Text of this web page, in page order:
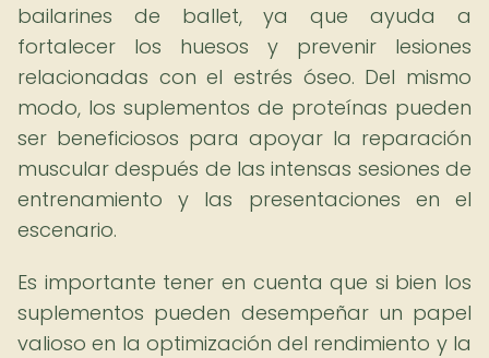
bailarines de ballet, ya que ayuda a
fortalecer los huesos y prevenir lesiones
relacionadas con el estrés óseo. Del mismo
modo, los suplementos de proteínas pueden
ser beneficiosos para apoyar la reparación
muscular después de las intensas sesiones de
entrenamiento y las presentaciones en el
escenario.
Es importante tener en cuenta que si bien los
suplementos pueden desempeñar un papel
valioso en la optimización del rendimiento y la